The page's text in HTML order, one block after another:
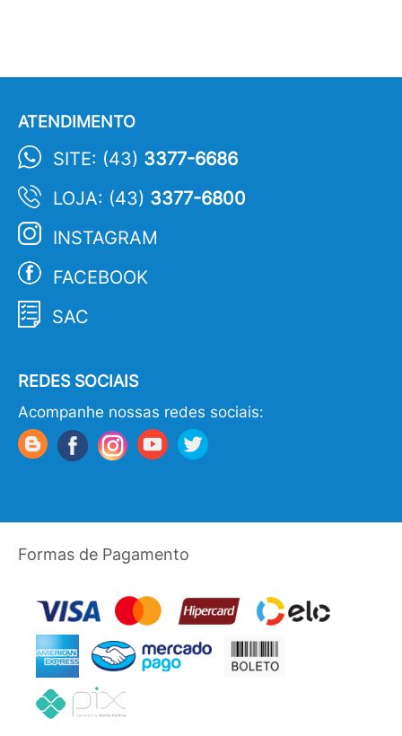
ATENDIMENTO
SITE: (43) 3377-6686
LOJA: (43) 3377-6800
INSTAGRAM
FACEBOOK
SAC
REDES SOCIAIS
Acompanhe nossas redes sociais:
Formas de Pagamento